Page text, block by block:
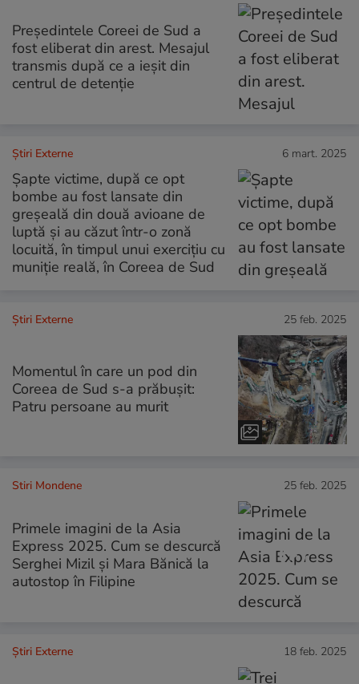
Președintele Coreei de Sud a
fost eliberat din arest. Mesajul
transmis după ce a ieșit din
centrul de detenție
Știri Externe 6 mart. 2025
Șapte victime, după ce opt
bombe au fost lansate din
greșeală din două avioane de
luptă și au căzut într-o zonă
locuită, în timpul unui exercițiu cu
muniție reală, în Coreea de Sud
Știri Externe 25 feb. 2025
Momentul în care un pod din
Coreea de Sud s-a prăbușit:
Patru persoane au murit
Stiri Mondene 25 feb. 2025
Primele imagini de la Asia
Express 2025. Cum se descurcă
Serghei Mizil și Mara Bănică la
autostop în Filipine
Știri Externe 18 feb. 2025